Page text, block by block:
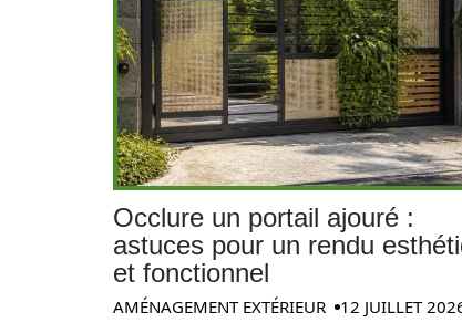
Occlure un portail ajouré :
astuces pour un rendu
et fonctionnel
AMÉNAGEMENT EXTÉRIEUR 12 JUILLET